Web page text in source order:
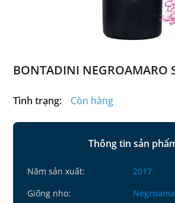
BONTADINI
Tình trạng: Còn hàng
Thông tin sản
Năm sản xuất:
2017
Giống nho: